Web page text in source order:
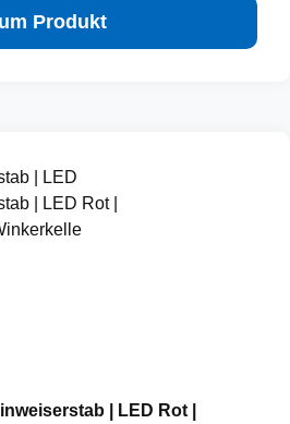
Produkt
| LED Rot |